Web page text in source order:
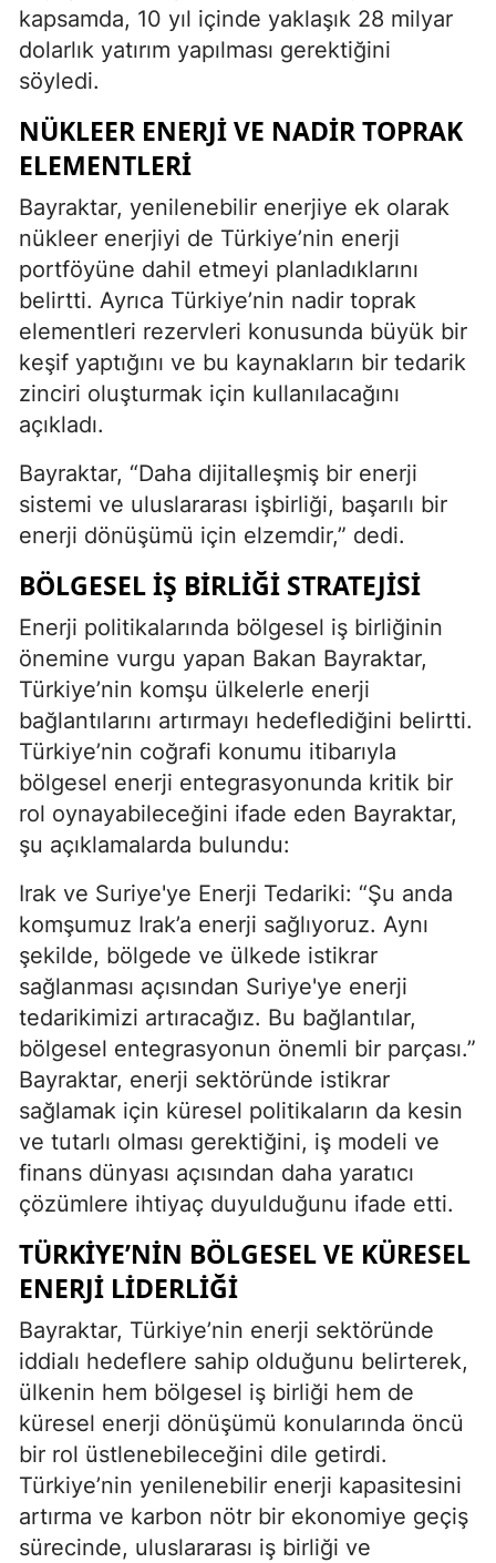
kapsamda, 10 yıl içinde yaklaşık 28 milyar
dolarlık yatırım yapılması gerektiğini
söyledi.
NÜKLEER ENERJI VE NADIR TOPRAK
ELEMENTLERI
Bayraktar, yenilenebilir enerjiye ek olarak
nükleer enerjiyi de Türkiye’nin enerji
portföyüne dahil etmeyi planladıklarını
belirtti. Ayrıca Türkiye’nin nadir toprak
elementleri rezervleri konusunda büyük bir
keşif yaptığını ve bu kaynakların bir tedarik
zinciri oluşturmak için kullanılacağını
açıkladı.
Bayraktar, “Daha dijitalleşmiş bir enerji
sistemi ve uluslararası işbirliği, başarılı bir
enerji dönüşümü için elzemdir,” dedi.
BÖLGESEL İŞ BIRLIĞI STRATEJISI
Enerji politikalarında bölgesel iş birliğinin
önemine vurgu yapan Bakan Bayraktar,
Türkiye’nin komşu ülkelerle enerji
bağlantılarını artırmayı hedeflediğini belirtti.
Türkiye’nin coğrafi konumu itibarıyla
bölgesel enerji entegrasyonunda kritik bir
rol oynayabileceğini ifade eden Bayraktar,
şu açıklamalarda bulundu:
Irak ve Suriye'ye Enerji Tedariki: “Şu anda
komşumuz Irak’a enerji sağlıyoruz. Aynı
şekilde, bölgede ve ülkede istikrar
sağlanması açısından Suriye'ye enerji
tedarikimizi artıracağız. Bu bağlantılar,
bölgesel entegrasyonun önemli bir parçası.”
Bayraktar, enerji sektöründe istikrar
sağlamak için küresel politikaların da kesin
ve tutarlı olması gerektiğini, iş modeli ve
finans dünyası açısından daha yaratıcı
çözümlere ihtiyaç duyulduğunu ifade etti.
TÜRKIYE’NIN BÖLGESEL VE KÜRESEL
ENERJI LIDERLIĞI
Bayraktar, Türkiye’nin enerji sektöründe
iddialı hedeflere sahip olduğunu belirterek,
ülkenin hem bölgesel iş birliği hem de
küresel enerji dönüşümü konularında öncü
bir rol üstlenebileceğini dile getirdi.
Türkiye’nin yenilenebilir enerji kapasitesini
artırma ve karbon nötr bir ekonomiye geçiş
sürecinde, uluslararası iş birliği ve